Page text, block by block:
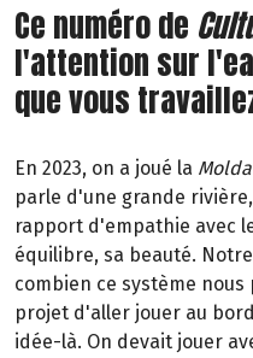
Ce numéro de
l'attention sur
que vous
En 2023, on a joué la
parle d'une grande
rapport d'empathie avec
équilibre, sa beauté.
combien ce système nous
projet d'aller jouer au
idée-là. On devait jouer